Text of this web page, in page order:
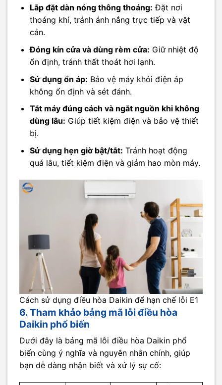
Lắp đặt dàn nóng thông thoáng: Đặt nơi
thoáng khí, tránh ánh nắng trực tiếp và vật
cản.
Đóng kín cửa và dùng rèm cửa: Giữ nhiệt độ
ổn định, tránh thất thoát hơi lạnh.
Sử dụng ổn áp: Bảo vệ máy khỏi điện áp
không ổn định và sét đánh.
Tắt máy đúng cách và ngắt nguồn khi không
dùng lâu: Giúp tiết kiệm điện và bảo vệ thiết
bị.
Sử dụng hẹn giờ bật/tắt: Tránh hoạt động
quá lâu, tiết kiệm điện và giảm hao mòn máy.
Cách sử dụng điều hòa Daikin để hạn chế lỗi E1
6. Tham khảo bảng mã lỗi điều hòa
Daikin phổ biến
Dưới đây là bảng mã lỗi điều hòa Daikin phổ
biến cùng ý nghĩa và nguyên nhân chính, giúp
bạn dễ dàng nhận biết và xử lý sự cố: